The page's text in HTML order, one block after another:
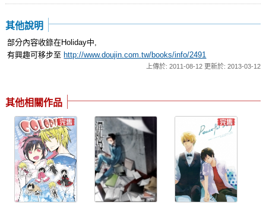
其他說明
部分內容收錄在Holiday中,
有興趣可移步至 http://www.doujin.com.tw/books/info/2491
上傳於: 2011-08-12 更新於: 2013-03-12
其他相關作品